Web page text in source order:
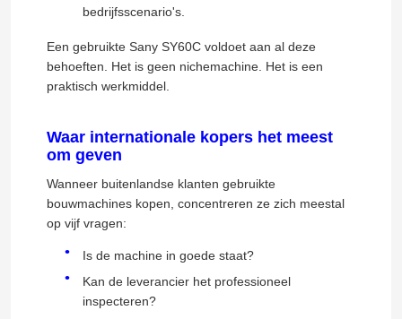
VERZENDEN
bedrijfsscenario's.
Een gebruikte Sany SY60C voldoet aan al deze
behoeften. Het is geen nichemachine. Het is een
praktisch werkmiddel.
Waar internationale kopers het meest
om geven
Wanneer buitenlandse klanten gebruikte
bouwmachines kopen, concentreren ze zich meestal
op vijf vragen:
Is de machine in goede staat?
Kan de leverancier het professioneel
inspecteren?